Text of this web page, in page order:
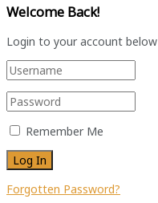
Welcome Back!
Login to your account below
Remember Me
Forgotten Password?